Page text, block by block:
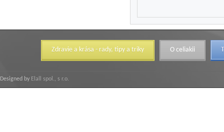
Zdravie a krása - rady, tipy a triky O celiakii
Designed by Elall spol., s r.o.